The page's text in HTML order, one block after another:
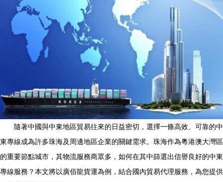
隨著中國與中東地區貿易往來的日益密切，選擇一條高效、可靠的中
東專線成為許多珠海及周邊地區企業的關鍵需求。珠海作為粵港澳大灣區
的重要節點城市，其物流服務商眾多，如何在其中篩選出信譽良好的中東
專線服務？本文將以廣佰龍貨運為例，結合國內貿易代理服務，為您提供